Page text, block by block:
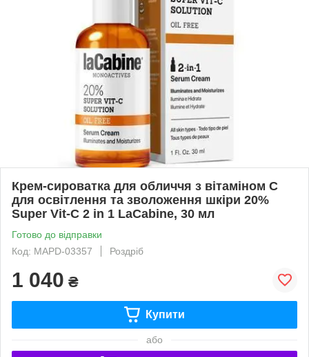
Крем-сироватка для обличчя з вітаміном С
для освітлення та зволоження шкіри 20%
Super Vit-C 2 in 1 LaCabine, 30 мл
Готово до відправки
Код: MAPD-03357
Роздріб
1 040 ₴
Купити
або